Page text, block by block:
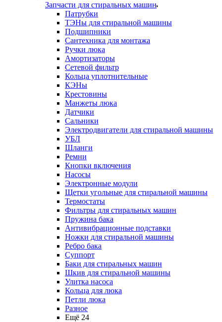
Запчасти для стиральных машин
Патрубки
ТЭНы для стиральной машины
Подшипники
Сантехника для монтажа
Ручки люка
Амортизаторы
Сетевой фильтр
Кольца уплотнительные
КЭНы
Крестовины
Манжеты люка
Датчики
Сальники
Электродвигатели для стиральной машины
УБЛ
Шланги
Ремни
Кнопки включения
Насосы
Электронные модули
Щетки угольные для стиральной машины
Термостаты
Фильтры для стиральных машин
Пружина бака
Антивибрационные подставки
Ножки для стиральной машины
Ребро бака
Суппорт
Баки для стиральных машин
Шкив для стиральной машины
Улитка насоса
Кольца для люка
Петли люка
Разное
Ещё 24